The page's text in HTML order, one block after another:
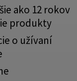
ako 12 rokov
produkty
o užívaní